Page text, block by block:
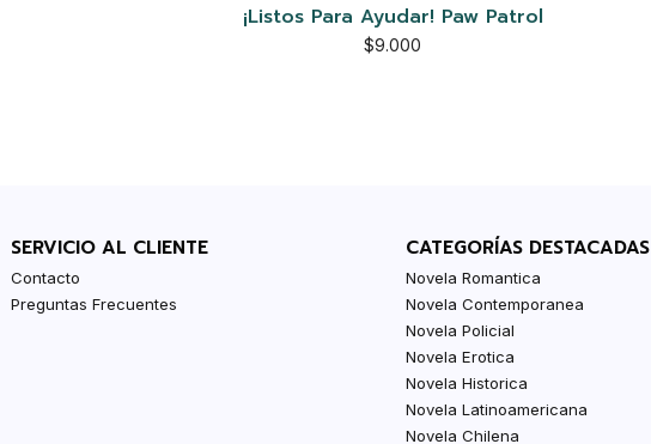
¡Listos Para Ayudar! Paw Patrol
$9.000
SERVICIO AL CLIENTE
Contacto
Preguntas Frecuentes
CATEGORÍAS DESTACADAS
Novela Romantica
Novela Contemporanea
Novela Policial
Novela Erotica
Novela Historica
Novela Latinoamericana
Novela Chilena